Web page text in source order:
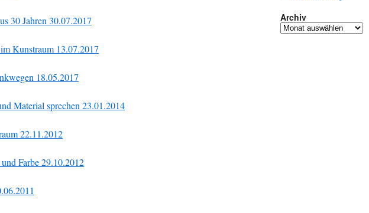
30 Jahren 30.07.2017
Kunstraum 13.07.2017
18.05.2017
Material sprechen 23.01.2014
22.11.2012
Farbe 29.10.2012
Archiv
Archiv